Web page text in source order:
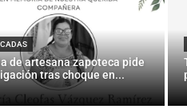
de artesana zapoteca pide
tras choque en...